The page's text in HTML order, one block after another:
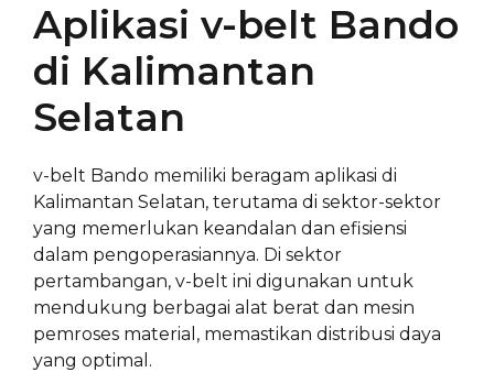
Aplikasi v-belt Bando
di Kalimantan
Selatan
v-belt Bando memiliki beragam aplikasi di
Kalimantan Selatan, terutama di sektor-sektor
yang memerlukan keandalan dan efisiensi
dalam pengoperasiannya. Di sektor
pertambangan, v-belt ini digunakan untuk
mendukung berbagai alat berat dan mesin
pemroses material, memastikan distribusi daya
yang optimal.